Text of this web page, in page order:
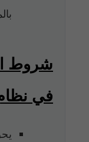
شروط
في